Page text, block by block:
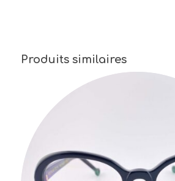
Produits similaires